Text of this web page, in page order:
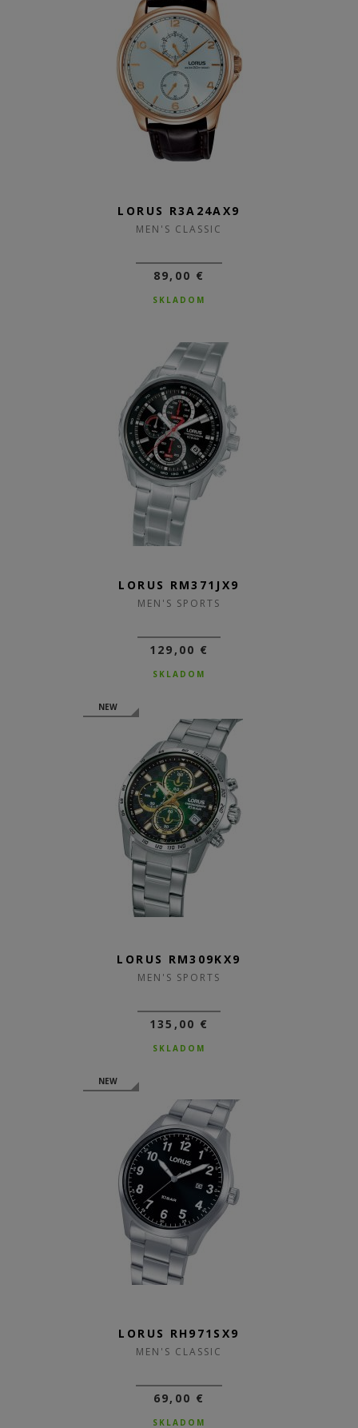
LORUS R3A24AX9
MEN'S CLASSIC
89,00 €
SKLADOM
LORUS RM371JX9
MEN'S SPORTS
129,00 €
SKLADOM
NEW
LORUS RM309KX9
MEN'S SPORTS
135,00 €
SKLADOM
NEW
LORUS RH971SX9
MEN'S CLASSIC
69,00 €
SKLADOM